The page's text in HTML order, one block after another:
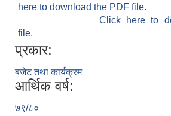
here to download the PDF file.
Click here to
file.
प्रकार:
बजेट तथा कार्यक्रम
आर्थिक वर्ष:
७९/८०